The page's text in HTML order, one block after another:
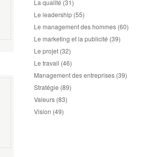
La qualité (31)
Le leadership (55)
Le management des hommes (60)
Le marketing et la publicité (39)
Le projet (32)
Le travail (46)
Management des entreprises (39)
Stratégie (89)
Valeurs (83)
Vision (49)